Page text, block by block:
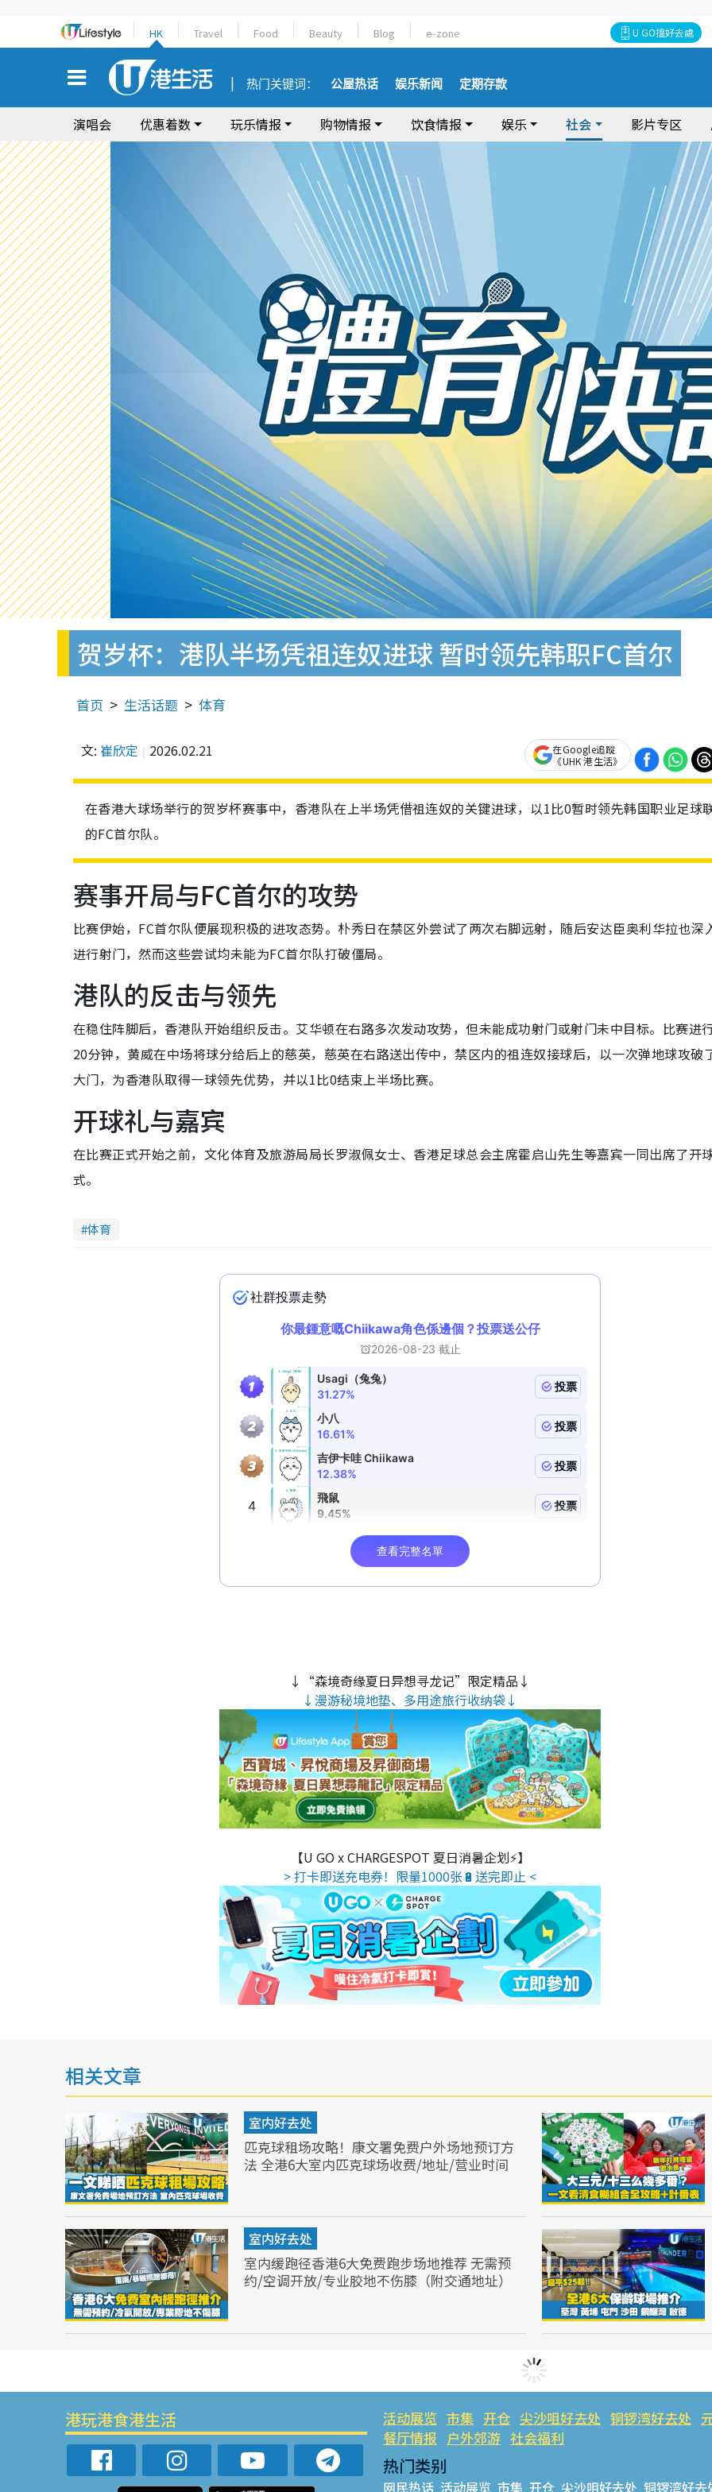
HK Travel Food Beauty Blog e-zone U GO搵好去處
热门关键词： 公屋热话 娱乐新闻 定期存款
演唱会 优惠着数 玩乐情报 购物情报 饮食情报 娱乐 社会 影片专区
贺岁杯：港队半场凭祖连奴进球 暂时领先韩职FC首尔
首页 生活话题 体育
文: 崔欣定 2026.02.21
在Google追蹤
《UHK 港生活》
在香港大球场举行的贺岁杯赛事中，香港队在上半场凭借祖连奴的关键进球，以1比0暂时领先韩国职业足球
的FC首尔队。
赛事开局与FC首尔的攻势
比赛伊始，FC首尔队便展现积极的进攻态势。朴秀日在禁区外尝试了两次右脚远射，随后安达臣奥利华拉也深
进行射门，然而这些尝试均未能为FC首尔队打破僵局。
港队的反击与领先
在稳住阵脚后，香港队开始组织反击。艾华顿在右路多次发动攻势，但未能成功射门或射门未中目标。比赛进
20分钟，黄威在中场将球分给后上的慈英，慈英在右路送出传中，禁区内的祖连奴接球后，以一次弹地球攻破
大门，为香港队取得一球领先优势，并以1比0结束上半场比赛。
开球礼与嘉宾
在比赛正式开始之前，文化体育及旅游局局长罗淑佩女士、香港足球总会主席霍启山先生等嘉宾一同出席了开
式。
体育
↓“森境奇缘夏日异想寻龙记”限定精品↓
↓漫游秘境地垫、多用途旅行收纳袋↓
【U GO x CHARGESPOT 夏日消暑企划⚡】
> 打卡即送充电券！限量1000张🔋送完即止 <
相关文章
室内好去处
匹克球租场攻略！康文署免费户外场地预订方
法 全港6大室内匹克球场收费/地址/营业时间
室内好去处
室内缓跑径香港6大免费跑步场地推荐 无需预
约/空调开放/专业胶地不伤膝（附交通地址）
港玩港食港生活 活动展览 市集 开仓 尖沙咀好去处 铜锣湾好去处
餐厅情报 户外郊游 社会福利
热门类别
网民热话 活动展览 市集 开仓 尖沙咀好去处 铜锣湾好去